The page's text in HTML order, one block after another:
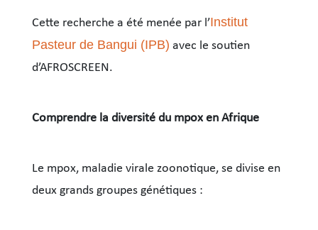
Cette recherche a été menée par l’Institut
Pasteur de Bangui (IPB) avec le soutien
d’AFROSCREEN.
Comprendre la diversité du mpox en Afrique
Le mpox, maladie virale zoonotique, se divise en
deux grands groupes génétiques :